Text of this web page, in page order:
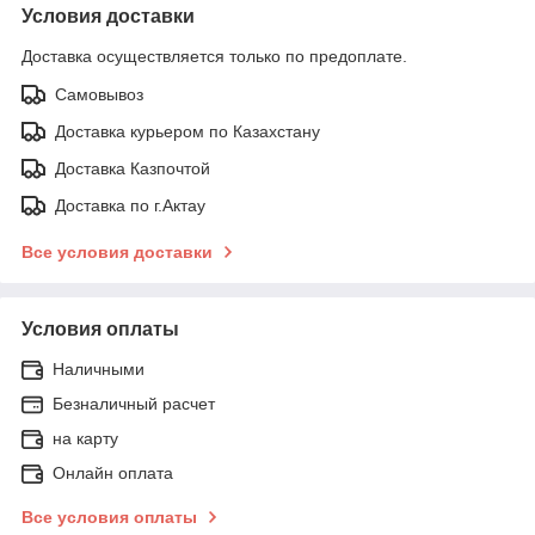
Условия доставки
Доставка осуществляется только по предоплате.
Самовывоз
Доставка курьером по Казахстану
Доставка Казпочтой
Доставка по г.Актау
Все условия доставки
Условия оплаты
Наличными
Безналичный расчет
на карту
Онлайн оплата
Все условия оплаты